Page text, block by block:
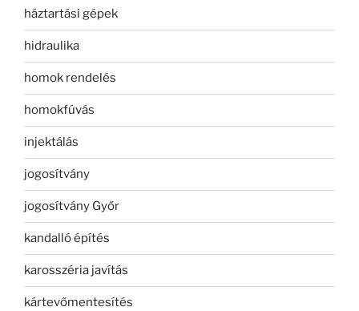
háztartási gépek
hidraulika
homok rendelés
homokfúvás
injektálás
jogosítvány
jogosítvány Győr
kandalló építés
karosszéria javítás
kártevőmentesítés